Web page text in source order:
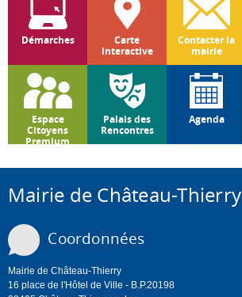
Démarches
Carte
interactive
Contacter la
mairie
Espace
Citoyens
Premium
Palais des
Rencontres
Agenda
Mairie de Château-Thierry
Coordonnées
Mairie de Château-Thierry
16 place de l'Hôtel de Ville - B.P.20198